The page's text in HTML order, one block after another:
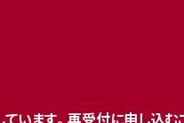
います。再受付に申し込む